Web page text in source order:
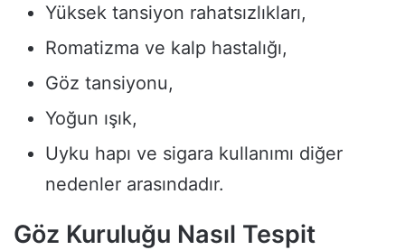
Yüksek tansiyon rahatsızlıkları,
Romatizma ve kalp hastalığı,
Göz tansiyonu,
Yoğun ışık,
Uyku hapı ve sigara kullanımı diğer
nedenler arasındadır.
Göz Kuruluğu Nasıl Tespit